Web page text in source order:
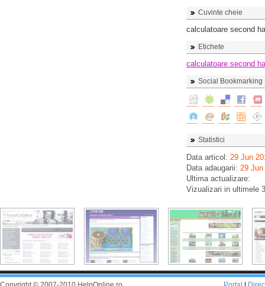
Cuvinte cheie
calculatoare second
Etichete
calculatoare second
Social Bookmarking
Statistici
Data articol: 29 Jun
Data adaugarii: 29 Jun
Ultima actualizare:
Vizualizari in ultimele